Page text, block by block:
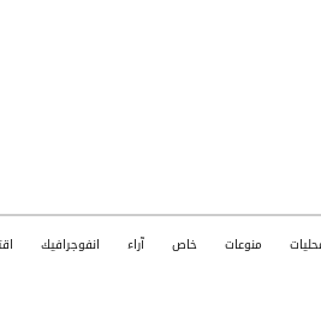
منوعات خاص آراء انفوجرافيك